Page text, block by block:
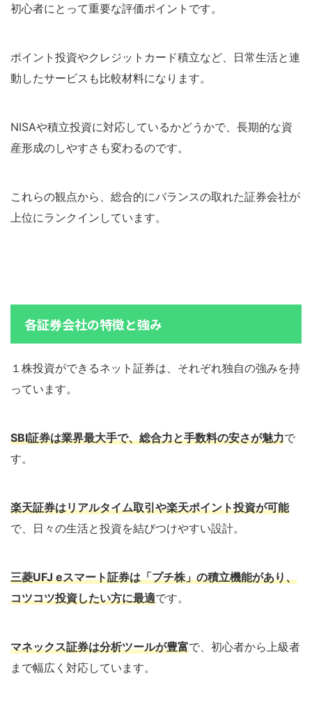
初心者にとって重要な評価ポイントです。
ポイント投資やクレジットカード積立など、日常生活と連
動したサービスも比較材料になります。
NISAや積立投資に対応しているかどうかで、長期的な資
産形成のしやすさも変わるのです。
これらの観点から、総合的にバランスの取れた証券会社が
上位にランクインしています。
各証券会社の特徴と強み
１株投資ができるネット証券は、それぞれ独自の強みを持
っています。
SBI証券は業界最大手で、総合力と手数料の安さが魅力で
す。
楽天証券はリアルタイム取引や楽天ポイント投資が可能
で、日々の生活と投資を結びつけやすい設計。
三菱UFJ eスマート証券は「プチ株」の積立機能があり、
コツコツ投資したい方に最適です。
マネックス証券は分析ツールが豊富で、初心者から上級者
まで幅広く対応しています。